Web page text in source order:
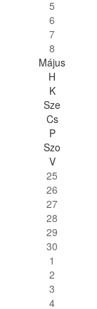
5
6
7
8
Május
H
K
Sze
Cs
P
Szo
V
25
26
27
28
29
30
1
2
3
4